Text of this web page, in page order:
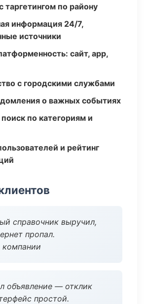
таргетингом по району
информация 24/7,
источники
сайт, app,
с городскими службами
о важных событиях
по категориям и
и рейтинг
справочник выручил,
пропал.
объявление — отклик
простой.